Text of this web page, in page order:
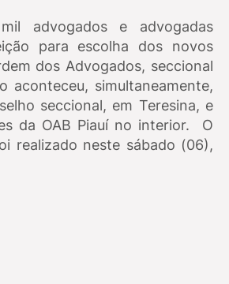
advogados e advogadas
para escolha dos novos
dos Advogados, seccional
aconteceu, simultaneamente,
seccional, em Teresina, e
da OAB Piauí no interior. O
realizado neste sábado (06),